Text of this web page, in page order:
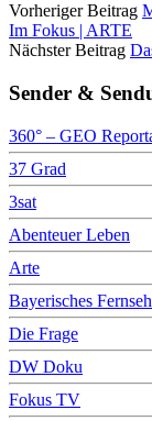
Vorheriger Beitrag
Im Fokus | ARTE
Nächster Beitrag
Sender &
360° – GEO
37 Grad
3sat
Abenteuer Leben
Arte
Bayerisches
Die Frage
DW Doku
Fokus TV